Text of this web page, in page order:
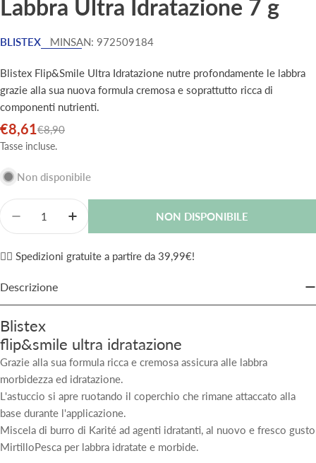
Labbra Ultra Idratazione 7 g
BLISTEX MINSAN: 972509184
Blistex Flip&Smile Ultra Idratazione nutre profondamente le labbra
grazie alla sua nuova formula cremosa e soprattutto ricca di
componenti nutrienti.
Prezzo
di
€8,61
Prezzo
normale
€8,90
Tasse incluse.
Non disponibile
Quantità
Diminuisci La Quantità Per Blistex Flip&amp;Smile
Aumenta La Quantità Per Blistex
NON DISPONIBILE
✌🏼 Spedizioni gratuite a partire da 39,99€!
Descrizione
Blistex
flip&smile ultra idratazione
Grazie alla sua formula ricca e cremosa assicura alle labbra
morbidezza ed idratazione.
L'astuccio si apre ruotando il coperchio che rimane attaccato alla
base durante l'applicazione.
Miscela di burro di Karité ad agenti idratanti, al nuovo e fresco gusto
MirtilloPesca per labbra idratate e morbide.